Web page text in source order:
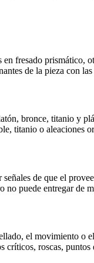
fresado prismático,
de la pieza con
bronce, titanio y
titanio o aleaciones
de que el
puede entregar de
el movimiento o
críticos, roscas,